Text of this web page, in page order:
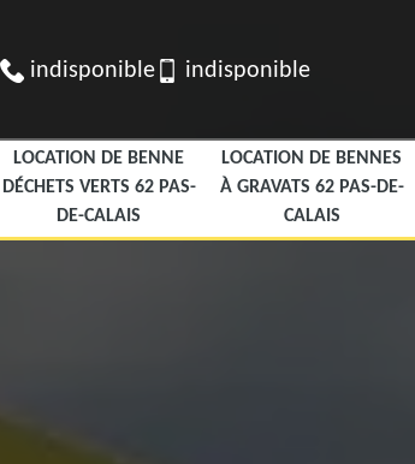
indisponible indisponible
LOCATION DE BENNE
DÉCHETS VERTS 62 PAS-
DE-CALAIS
LOCATION DE BENNES
À GRAVATS 62 PAS-DE-
CALAIS